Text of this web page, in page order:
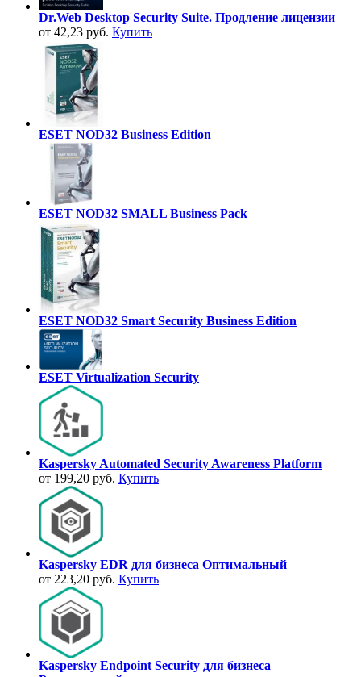
Dr.Web Desktop Security Suite. Продление лицензии
от 42,23 руб. Купить
ESET NOD32 Business Edition
ESET NOD32 SMALL Business Pack
ESET NOD32 Smart Security Business Edition
ESET Virtualization Security
Kaspersky Automated Security Awareness Platform
от 199,20 руб. Купить
Kaspersky EDR для бизнеса Оптимальный
от 223,20 руб. Купить
Kaspersky Endpoint Security для бизнеса